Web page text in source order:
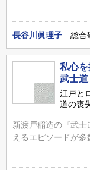
長谷川眞理子 総合
私心
武士道
江戸と
道の喪
新渡戸稲造の『武
えるエピソードが多